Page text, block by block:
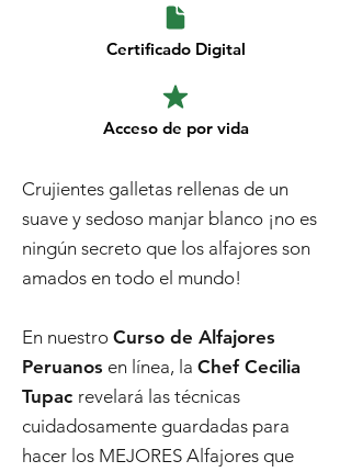
Certificado Digital
Acceso de por vida
Crujientes galletas rellenas de un
suave y sedoso manjar blanco ¡no es
ningún secreto que los alfajores son
amados en todo el mundo!
En nuestro Curso de Alfajores
Peruanos en línea, la Chef Cecilia
Tupac revelará las técnicas
cuidadosamente guardadas para
hacer los MEJORES Alfajores que